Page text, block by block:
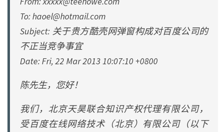
To:haoel@hotmail.com
Subject: 关于贵方酷壳网弹窗构成对百度公司的
不正当竞争事宜
Date: Fri, 22 Mar 2013 10:07:10 +0800
陈先生，您好！
我们，北京天昊联合知识产权代理有限公司，
受百度在线网络技术（北京）有限公司（以下